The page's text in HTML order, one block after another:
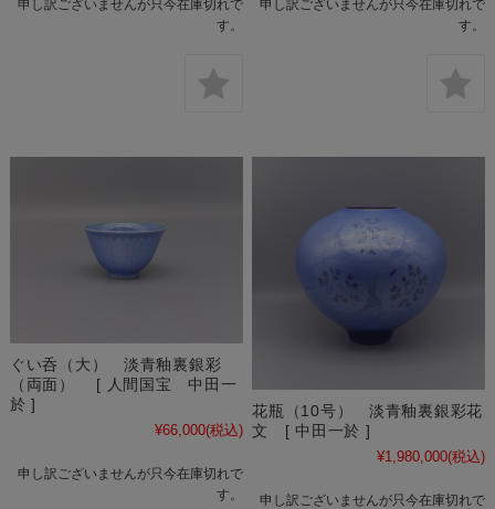
申し訳ございませんが只今在庫切れで
す。
申し訳ございませんが只今在庫切れで
す。
ぐい呑（大） 淡青釉裏銀彩
（両面） [ 人間国宝 中田一
於 ]
¥66,000(税込)
申し訳ございませんが只今在庫切れで
す。
花瓶（10号） 淡青釉裏銀彩花
文 [ 中田一於 ]
¥1,980,000(税込)
申し訳ございませんが只今在庫切れで